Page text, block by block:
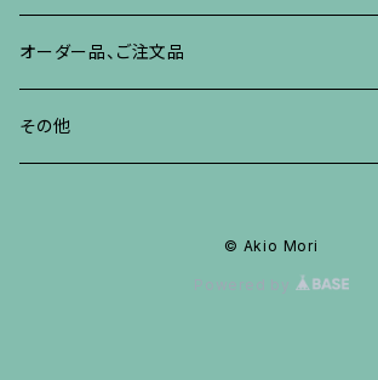
リング
リング
ブレスレット、バングル
ネックレス、ペンダント
リング
オーダー品、ご注文品
その他
© Akio Mori
Powered by